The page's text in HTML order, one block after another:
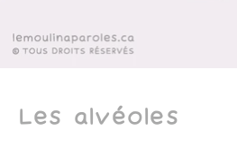
Les alvéoles